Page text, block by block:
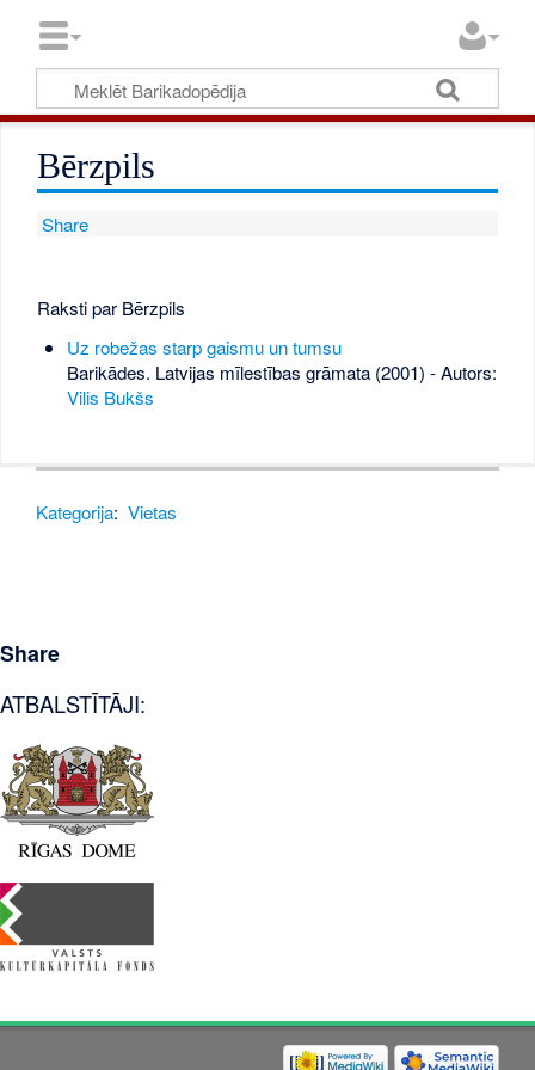
Bērzpils
Share
Raksti par Bērzpils
Uz robežas starp gaismu un tumsu
Barikādes. Latvijas mīlestības grāmata (2001) - Autors:
Vilis Bukšs
Kategorija: Vietas
Share
ATBALSTĪTĀJI: